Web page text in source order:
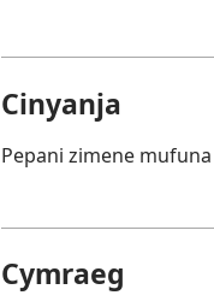
Cinyanja
Pepani zimene
Cymraeg